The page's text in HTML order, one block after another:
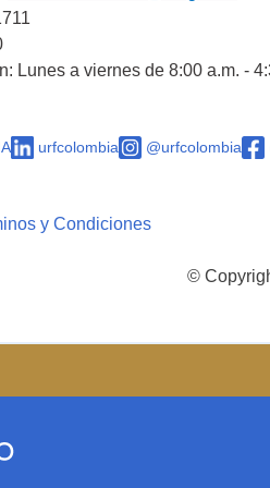
Lunes a viernes de 8:00 a.m. -
urfcolombia @urfcolombia
y Condiciones
©